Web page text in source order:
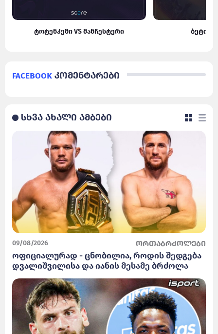
ტოტენჰემი VS მანჩესტერი ბეტისი
Facebook კომენტარები
სხვა ახალი ამბები
09/08/2026 ორთაბრძოლები
ოფიციალურად - ცნობილია, როდის შედგება
დვალიშვილისა და იანის მესამე ბრძოლა